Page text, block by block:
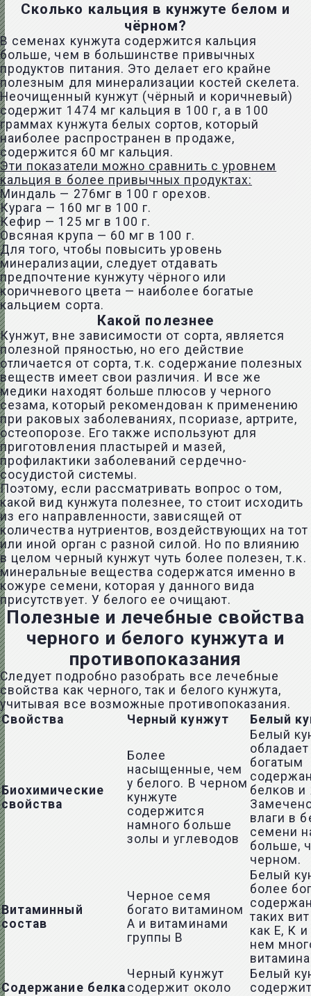
Сколько кальция в кунжуте белом и
чёрном?
В семенах кунжута содержится кальция
больше, чем в большинстве привычных
продуктов питания. Это делает его крайне
полезным для минерализации костей скелета.
Неочищенный кунжут (чёрный и коричневый)
содержит 1474 мг кальция в 100 г, а в 100
граммах кунжута белых сортов, который
наиболее распространен в продаже,
содержится 60 мг кальция.
Эти показатели можно сравнить с уровнем
кальция в более привычных продуктах:
Миндаль — 276мг в 100 г орехов.
Курага — 160 мг в 100 г.
Кефир — 125 мг в 100 г.
Овсяная крупа — 60 мг в 100 г.
Для того, чтобы повысить уровень
минерализации, следует отдавать
предпочтение кунжуту чёрного или
коричневого цвета — наиболее богатые
кальцием сорта.
Какой полезнее
Кунжут, вне зависимости от сорта, является
полезной пряностью, но его действие
отличается от сорта, т.к. содержание полезных
веществ имеет свои различия. И все же
медики находят больше плюсов у черного
сезама, который рекомендован к применению
при раковых заболеваниях, псориазе, артрите,
остеопорозе. Его также используют для
приготовления пластырей и мазей,
профилактики заболеваний сердечно-
сосудистой системы.
Поэтому, если рассматривать вопрос о том,
какой вид кунжута полезнее, то стоит исходить
из его направленности, зависящей от
количества нутриентов, воздействующих на тот
или иной орган с разной силой. Но по влиянию
в целом черный кунжут чуть более полезен, т.к.
минеральные вещества содержатся именно в
кожуре семени, которая у данного вида
присутствует. У белого ее очищают.
Полезные и лечебные свойства
черного и белого кунжута и
противопоказания
Следует подробно разобрать все лечебные
свойства как черного, так и белого кунжута,
учитывая все возможные противопоказания.
Свойства
Черный кунжут Белый
Биохимические
свойства
Более
насыщенные, чем
у белого. В черном
кунжуте
содержится
намного больше
золы и углеводов
Белый
богатым
белков
влаги в
семени
больше,
черном.
Витаминный
состав
Черное семя
богато витамином
А и витаминами
группы В
Белый
более
таких
как Е, К
нем
Содержание белка
Черный кунжут
содержит около
Белый